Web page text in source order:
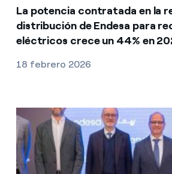
La potencia contratada en la
distribución de Endesa para
eléctricos crece un 44% en
18 febrero 2026